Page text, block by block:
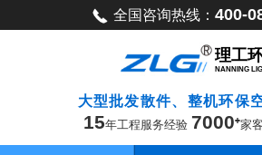
全国咨询热线： 400-
理工
NANNING
大型批发散件、整机环保
15年工程服务经验 7000 家